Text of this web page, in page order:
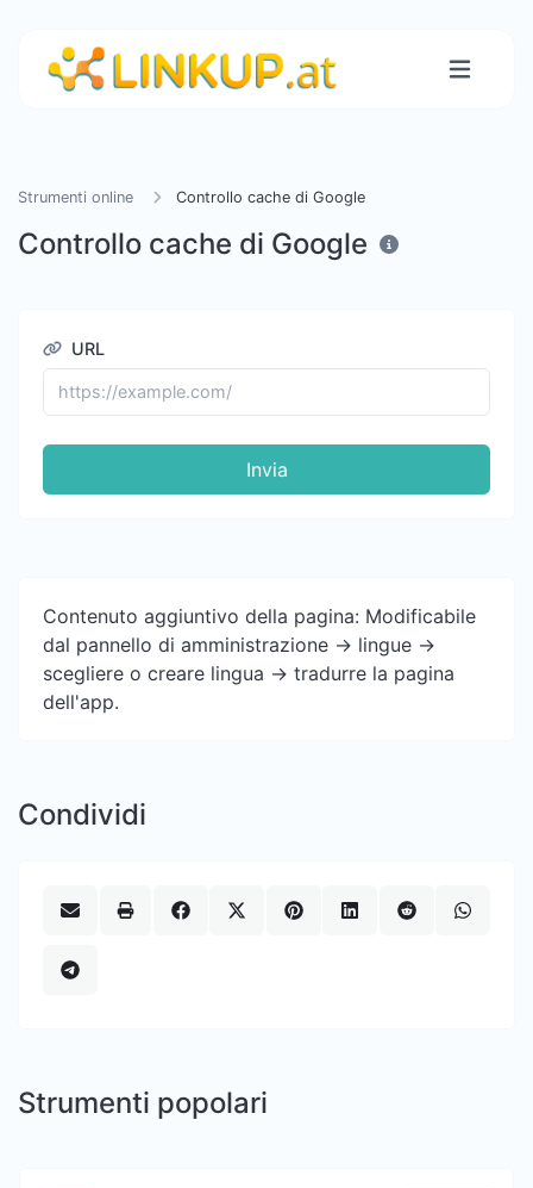
Strumenti online Controllo cache di Google
Controllo cache di Google
URL
Invia
Contenuto aggiuntivo della pagina: Modificabile
dal pannello di amministrazione -> lingue ->
scegliere o creare lingua -> tradurre la pagina
dell'app.
Condividi
Strumenti popolari